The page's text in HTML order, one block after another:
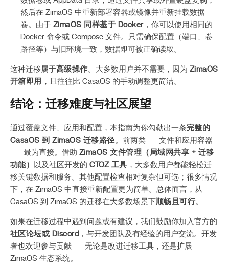
然后在 ZimaOS 中重新部署容器或镜像并重新挂载数据
卷。由于 ZimaOS 同样基于 Docker，你可以使用相同的
Docker 命令或 Compose 文件。只需确保配置（端口、卷
路径等）与旧环境一致，数据即可被正确读取。
这种迁移属于高级操作 。大多数用户并不需要，因为 ZimaOS
开箱即用 ，且往往比 CasaOS 的手动调整更简洁。
结论：迁移难度与社区展望
通过覆盖文件、应用和配置，本指南为你勾勒出一条完整的
CasaOS 到 ZimaOS 迁移路径 。前两类——文件和应用容器
——最为直接。借助 ZimaOS 文件管理（局域网共享 + 迁移
功能）
以及社区开发的CTOZ 工具 ，大多数用户都能轻松迁
移关键数据和服务。其他配置检查相对复杂但可选；很多情况
下，在 ZimaOS 中直接重新配置更为简单。总体而言，从
CasaOS 到 ZimaOS 的迁移在大多数场景下 顺畅且可行。
如果在迁移过程中遇到问题或有建议，我们鼓励你加入官方的
社区论坛或 Discord ，与开发团队及有经验的用户交流。开发
者也欢迎参与贡献——无论是改进迁移工具，还是扩展
ZimaOS 生态系统。